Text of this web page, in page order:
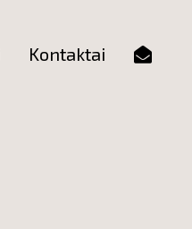
Kontaktai